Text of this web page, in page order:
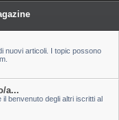
nuovi articoli. I topic possono
a...
benvenuto degli altri iscritti al